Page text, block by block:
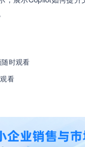
解决成长型企业所有岗
程等你带团队一起免费
战课：深度解读AI在
的业务赋能
时观看
看